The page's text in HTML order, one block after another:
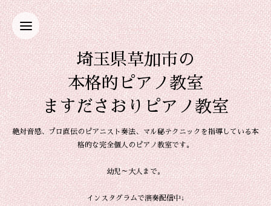
埼玉県草加市の
本格的ピアノ教室
ますださおりピアノ教室
絶対音感、プロ直伝のピアニスト奏法、マル秘テクニックを指導している本
格的な完全個人のピアノ教室です。
幼児～大人まで。
インスタグラムで演奏配信中↓